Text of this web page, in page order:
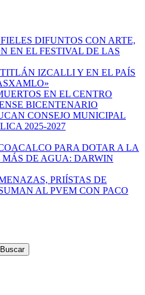
DIFUNTOS CON ARTE,
EN EL FESTIVAL DE LAS
IZCALLI Y EN EL PAÍS
EN EL CENTRO
BICENTENARIO
CONSEJO MUNICIPAL
2025-2027
PARA DOTAR A LA
DE AGUA: DARWIN
PRIÍSTAS DE
AL PVEM CON PACO